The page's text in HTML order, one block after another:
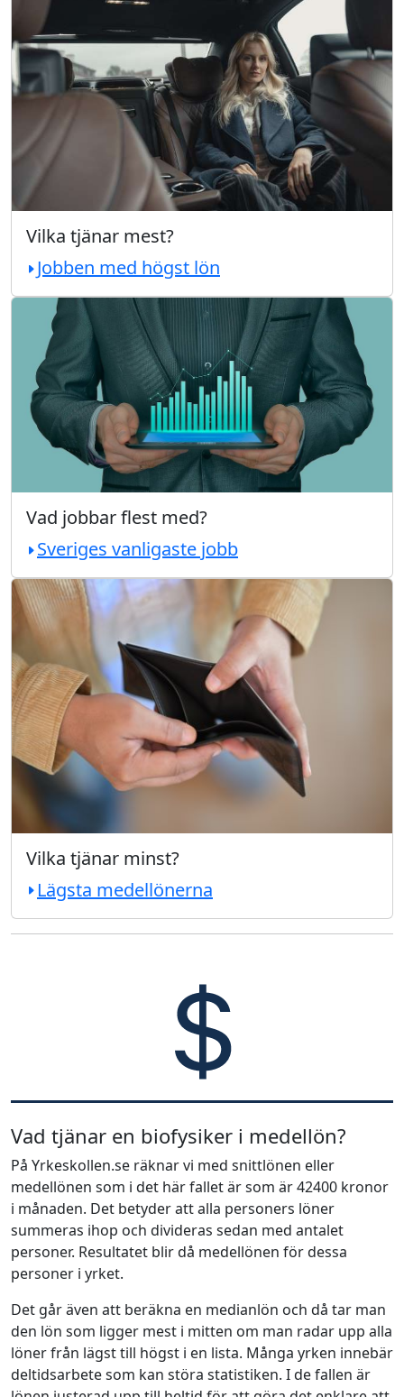
Vilka tjänar mest?
Jobben med högst lön
Vad jobbar flest med?
Sveriges vanligaste jobb
Vilka tjänar minst?
Lägsta medellönerna
Vad tjänar en biofysiker i medellön?
På Yrkeskollen.se räknar vi med snittlönen eller
medellönen som i det här fallet är som är 42400 kronor
i månaden. Det betyder att alla personers löner
summeras ihop och divideras sedan med antalet
personer. Resultatet blir då medellönen för dessa
personer i yrket.
Det går även att beräkna en medianlön och då tar man
den lön som ligger mest i mitten om man radar upp alla
löner från lägst till högst i en lista. Många yrken innebär
deltidsarbete som kan störa statistiken. I de fallen är